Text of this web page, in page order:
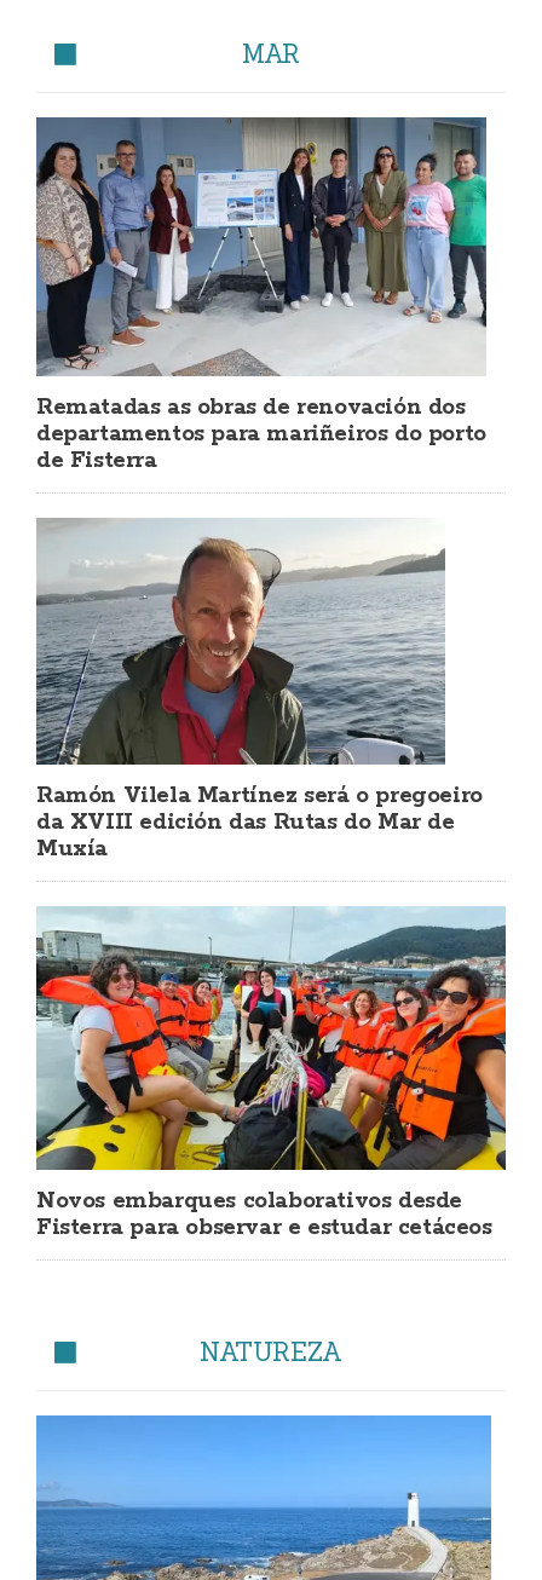
MAR
Rematadas as obras de renovación dos
departamentos para mariñeiros do porto
de Fisterra
Ramón Vilela Martínez será o pregoeiro
da XVIII edición das Rutas do Mar de
Muxía
Novos embarques colaborativos desde
Fisterra para observar e estudar cetáceos
NATUREZA